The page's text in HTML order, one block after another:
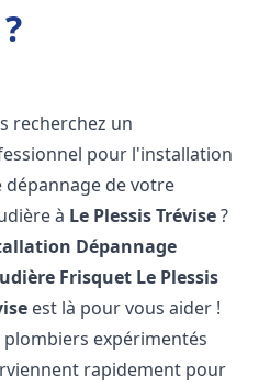
?
recherchez un
pour l'installation
dépannage de votre
à Le Plessis Trévise?
Dépannage
Frisquet Le Plessis
est là pour vous aider !
plombiers expérimentés
rapidement pour